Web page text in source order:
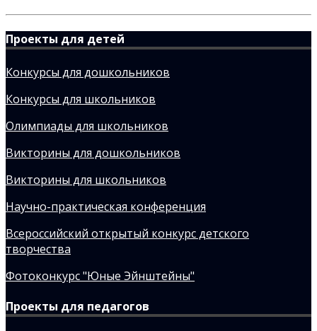
Проекты для детей
Конкурсы для дошкольников
Конкурсы для школьников
Олимпиады для школьников
Викторины для дошкольников
Викторины для школьников
Научно-практическая конференция
Всероссийский открытый конкурс детского
творчества
Фотоконкурс "Юные Эйнштейны"
Проекты для педагогов